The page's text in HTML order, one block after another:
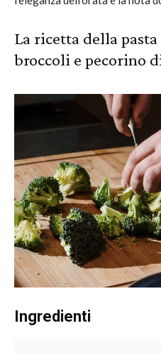
La ricetta della
broccoli e pecorino
Ingredienti